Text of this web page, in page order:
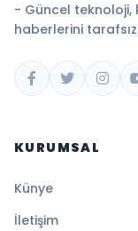
- Güncel teknoloji,
haberlerini tarafsız
KURUMSAL
Künye
İletişim